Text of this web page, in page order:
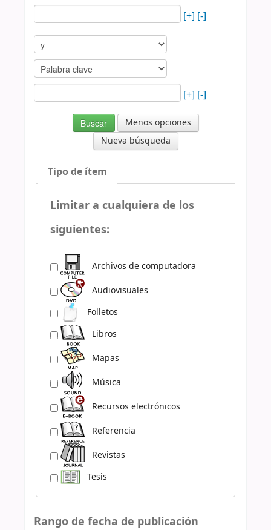
[+] [-]
[+] [-]
Menos opciones
Nueva búsqueda
Tipo de ítem
Limitar a cualquiera de los
siguientes:
Archivos de computadora
Audiovisuales
Folletos
Libros
Mapas
Música
Recursos electrónicos
Referencia
Revistas
Tesis
Rango de fecha de publicación